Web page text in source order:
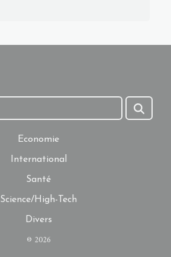
Economie
International
Santé
Science/High-Tech
Divers
© 2026